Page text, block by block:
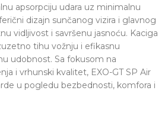
apsorpciju udara uz minimalnu
dizajn sunčanog vizira i glavnog
vidljivost i savršenu jasnoću. Kaciga
tihu vožnju i efikasnu
udobnost. Sa fokusom na
i vrhunski kvalitet, EXO-GT SP Air
u pogledu bezbednosti, komfora i